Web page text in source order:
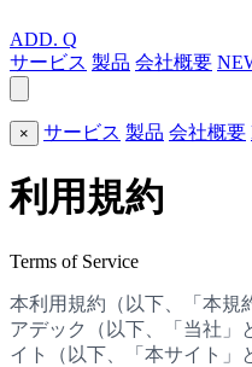
ADD. Q
サービス 製品 会社概要
× サービス 製品 会社概要
利用規約
Terms of Service
本利用規約（以下、「本規
アデック（以下、「当社」
イト（以下、「本サイト」